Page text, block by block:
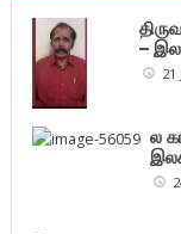
–
21
ல